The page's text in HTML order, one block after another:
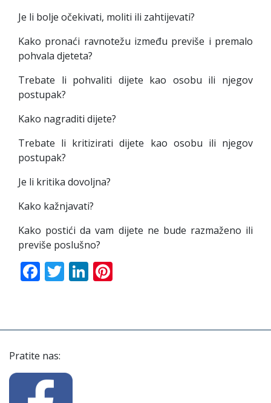
Je li bolje očekivati, moliti ili zahtijevati?
Kako pronaći ravnotežu između previše i premalo
pohvala djeteta?
Trebate li pohvaliti dijete kao osobu ili njegov
postupak?
Kako nagraditi dijete?
Trebate li kritizirati dijete kao osobu ili njegov
postupak?
Je li kritika dovoljna?
Kako kažnjavati?
Kako postići da vam dijete ne bude razmaženo ili
previše poslušno?
Facebook
TwitterLinkedIn
Pratite nas: